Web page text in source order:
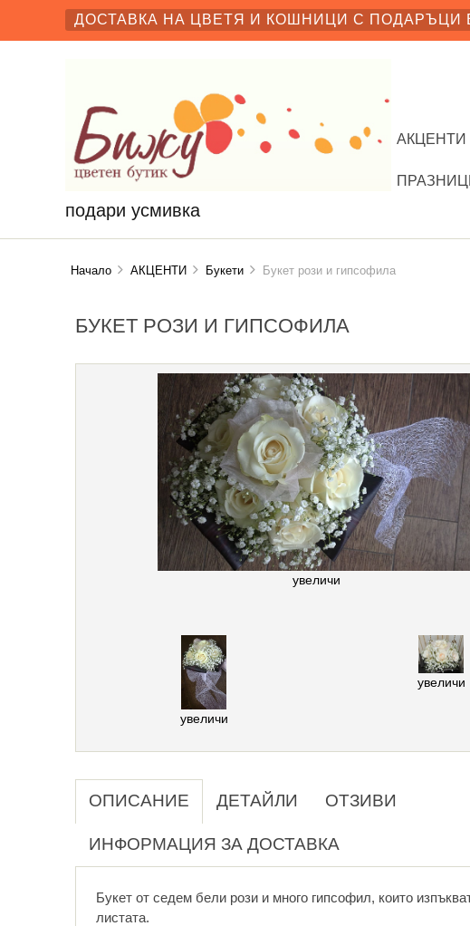
ДОСТАВКА НА ЦВЕТЯ И КОШНИЦИ С ПОДАРЪЦИ
подари усмивка
АКЦЕНТИ
Начало АКЦЕНТИ Букети Букет рози и гипсофила
БУКЕТ РОЗИ И ГИПСОФИЛА
увеличи
увеличи
увеличи
ОПИСАНИЕ ДЕТАЙЛИ ОТЗИВИ
ИНФОРМАЦИЯ ЗА ДОСТАВКА
Букет от седем бели рози и много гипсофил, които
листата.